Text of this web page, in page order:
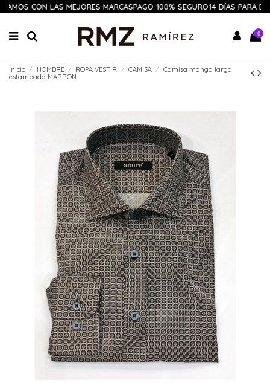
CON LAS MEJORES MARCASPAGO 100% SEGURO14 DÍAS PARA
0
Inicio HOMBRE ROPA VESTIR CAMISA
Camisa manga larga
estampada MARRON